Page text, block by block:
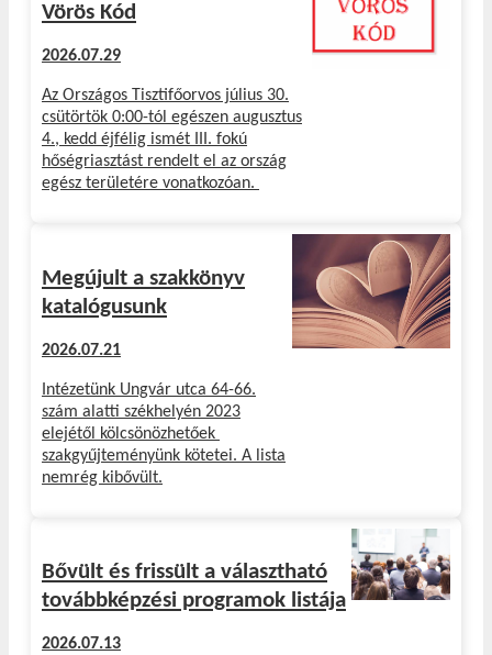
Vörös Kód
2026.07.29
Az Országos Tisztifőorvos július 30.
csütörtök 0:00-tól egészen augusztus
4., kedd éjfélig ismét III. fokú
hőségriasztást rendelt el az ország
egész területére vonatkozóan.
Megújult a szakkönyv
katalógusunk
2026.07.21
Intézetünk Ungvár utca 64-66.
szám alatti székhelyén 2023
elejétől kölcsönözhetőek
szakgyűjteményünk kötetei. A lista
nemrég kibővült.
Bővült és frissült a választható
továbbképzési programok listája
2026.07.13